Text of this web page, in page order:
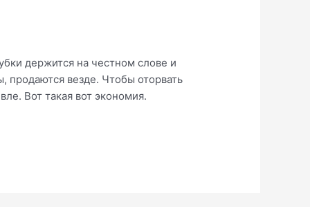
держится на честном слове и
продаются везде. Чтобы оторвать
Вот такая вот экономия.